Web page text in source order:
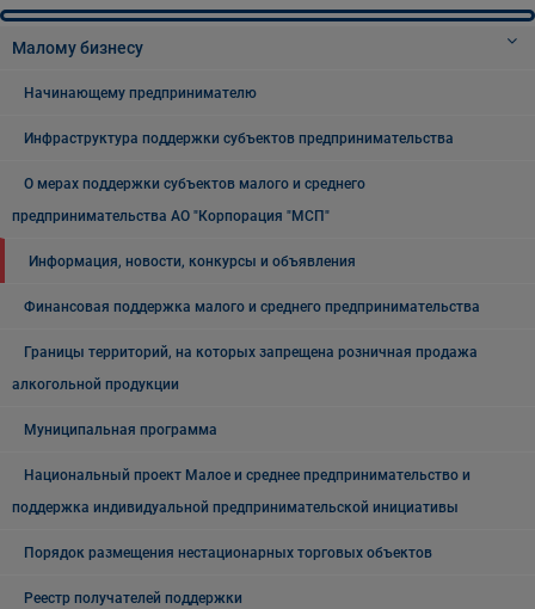
Малому бизнесу
Начинающему предпринимателю
Инфраструктура поддержки субъектов предпринимательства
О мерах поддержки субъектов малого и среднего
предпринимательства АО "Корпорация "МСП"
Информация, новости, конкурсы и объявления
Финансовая поддержка малого и среднего предпринимательства
Границы территорий, на которых запрещена розничная продажа
алкогольной продукции
Муниципальная программа
Национальный проект Малое и среднее предпринимательство и
поддержка индивидуальной предпринимательской инициативы
Порядок размещения нестационарных торговых объектов
Реестр получателей поддержки